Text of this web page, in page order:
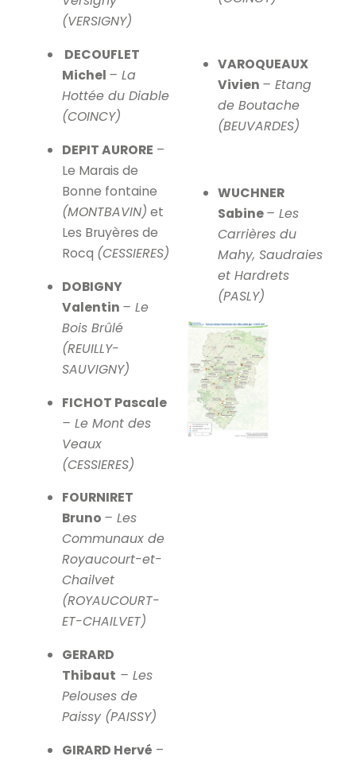
(VERSIGNY)
DECOUFLET
Michel – La
Hottée du Diable
(COINCY)
DEPIT AURORE –
Le Marais de
Bonne fontaine
(MONTBAVIN) et
Les Bruyères de
Rocq (CESSIERES)
DOBIGNY
Valentin – Le
Bois Brûlé
(REUILLY-
SAUVIGNY)
FICHOT Pascale
– Le Mont des
Veaux
(CESSIERES)
FOURNIRET
Bruno – Les
Communaux de
Royaucourt-et-
Chailvet
(ROYAUCOURT-
ET-CHAILVET)
GERARD
Thibaut – Les
Pelouses de
Paissy (PAISSY)
GIRARD Hervé –
VAROQUEAUX
Vivien – Etang
de Boutache
(BEUVARDES)
WUCHNER
Sabine– Les
Carrières du
Mahy, Saudraies
et Hardrets
(PASLY)